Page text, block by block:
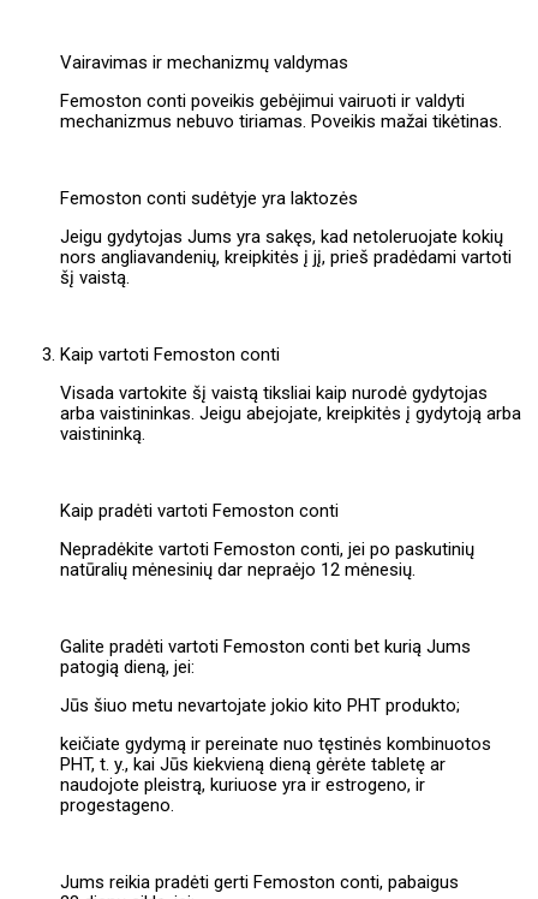
Vairavimas ir mechanizmų valdymas
Femoston conti poveikis gebėjimui vairuoti ir valdyti
mechanizmus nebuvo tiriamas. Poveikis mažai tikėtinas.
Femoston conti sudėtyje yra laktozės
Jeigu gydytojas Jums yra sakęs, kad netoleruojate kokių
nors angliavandenių, kreipkitės į jį, prieš pradėdami vartoti
šį vaistą.
Kaip vartoti Femoston conti
Visada vartokite šį vaistą tiksliai kaip nurodė gydytojas
arba vaistininkas. Jeigu abejojate, kreipkitės į gydytoją arba
vaistininką.
Kaip pradėti vartoti Femoston conti
Nepradėkite vartoti Femoston conti, jei po paskutinių
natūralių mėnesinių dar nepraėjo 12 mėnesių.
Galite pradėti vartoti Femoston conti bet kurią Jums
patogią dieną, jei:
Jūs šiuo metu nevartojate jokio kito PHT produkto;
keičiate gydymą ir pereinate nuo tęstinės kombinuotos
PHT, t. y., kai Jūs kiekvieną dieną gėrėte tabletę ar
naudojote pleistrą, kuriuose yra ir estrogeno, ir
progestageno.
Jums reikia pradėti gerti Femoston conti, pabaigus